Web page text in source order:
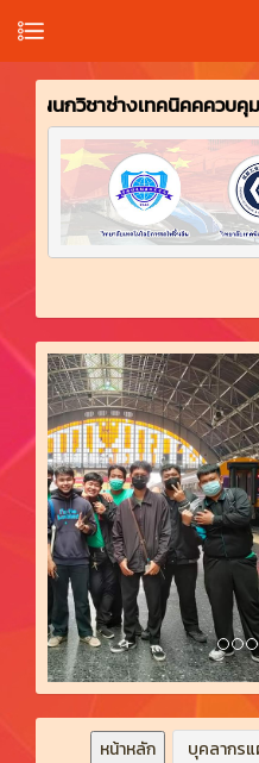
งเทคนิคคควบคุมและซ่อมบำ
หน้าหลัก บุคลากร